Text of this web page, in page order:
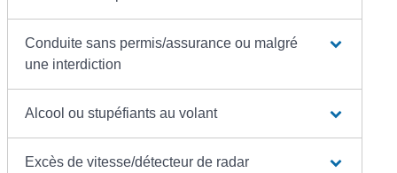
Conduite sans permis/assurance ou malgré
une interdiction
Alcool ou stupéfiants au volant
Excès de vitesse/détecteur de radar